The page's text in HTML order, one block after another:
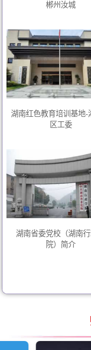
郴州汝城
湖南红色教育培训基地-
区工委
湖南省委党校（湖南
院）简介